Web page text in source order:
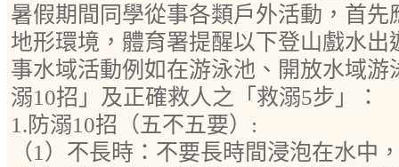
暑假期間同學從事各類戶外活動，首
地形環境，體育署提醒以下登山戲水
事水域活動例如在游泳池、開放水域
溺10招」及正確救人之「救溺5步」：
1.防溺10招（五不五要）:
（1）不長時：不要長時間浸泡在水中